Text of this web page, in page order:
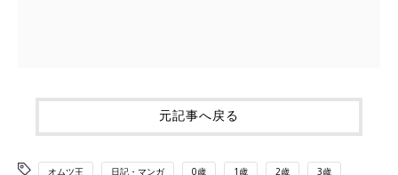
元記事へ戻る
オムツ王 日記・マンガ 0歳 1歳 2歳 3歳